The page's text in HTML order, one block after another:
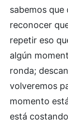
sabemos
reconocer
repetir eso
algún
ronda;
volveremos
momento
está